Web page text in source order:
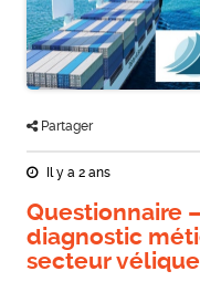
Partager
Il y a 2 ans
Questionnaire
diagnostic
secteur vélique